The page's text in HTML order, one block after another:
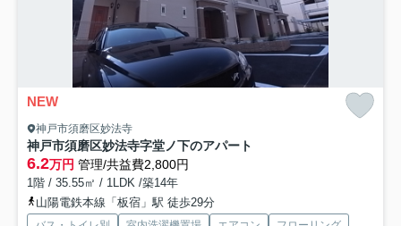
NEW
神戸市須磨区妙法寺
神戸市須磨区妙法寺字堂ノ下のアパート
6.2万円 管理/共益費2,800円
1階 / 35.55㎡ / 1LDK /築14年
山陽電鉄本線「板宿」駅 徒歩29分